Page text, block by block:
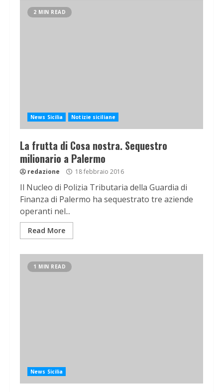
2 MIN READ
News Sicilia Notizie siciliane
La frutta di Cosa nostra. Sequestro
milionario a Palermo
redazione 18 febbraio 2016
Il Nucleo di Polizia Tributaria della Guardia di
Finanza di Palermo ha sequestrato tre aziende
operanti nel...
Read More
1 MIN READ
News Sicilia